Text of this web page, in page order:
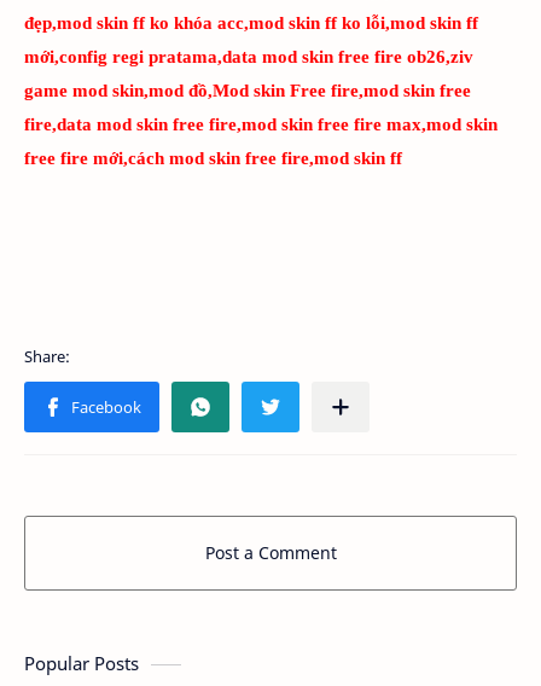
đẹp,mod skin ff ko khóa acc,mod skin ff ko lỗi,mod skin ff
mới,config regi pratama,data mod skin free fire ob26,ziv
game mod skin,mod đồ,Mod skin Free fire,mod skin free
fire,data mod skin free fire,mod skin free fire max,mod skin
free fire mới,cách mod skin free fire,mod skin ff
Post a Comment
Popular Posts